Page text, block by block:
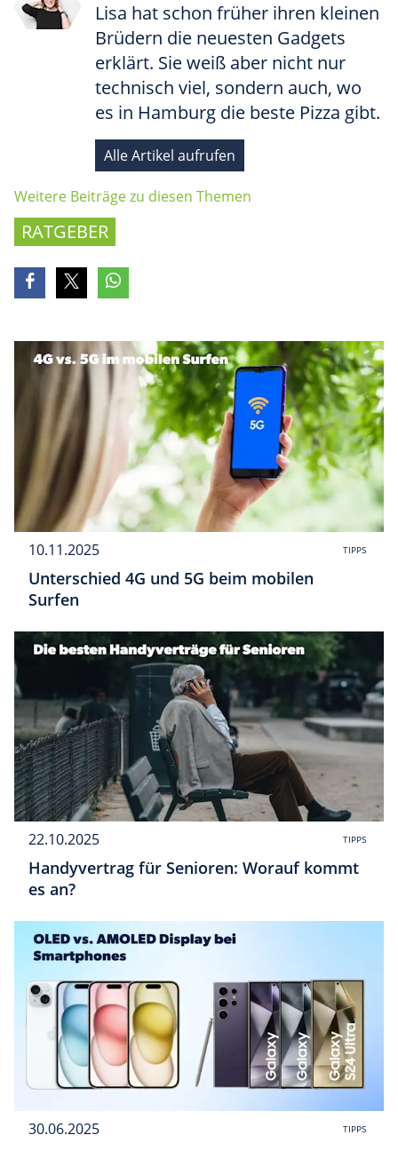
Lisa hat schon früher ihren kleinen
Brüdern die neuesten Gadgets
erklärt. Sie weiß aber nicht nur
technisch viel, sondern auch, wo
es in Hamburg die beste Pizza gibt.
Alle Artikel aufrufen
Weitere Beiträge zu diesen Themen
RATGEBER
Unterschied 4G und 5G beim mobilen
Surfen
TIPPS
10.11.2025
Handyvertrag für Senioren: Worauf kommt
es an?
TIPPS
22.10.2025
TIPPS
30.06.2025